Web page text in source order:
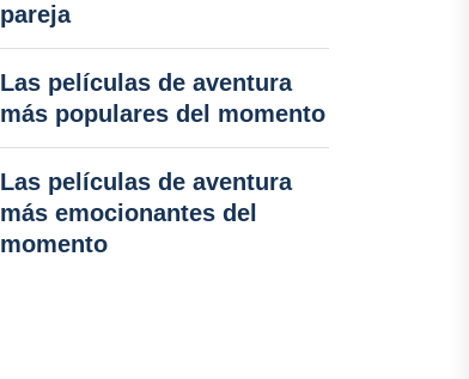
pareja
Las películas de aventura
más populares del momento
Las películas de aventura
más emocionantes del
momento